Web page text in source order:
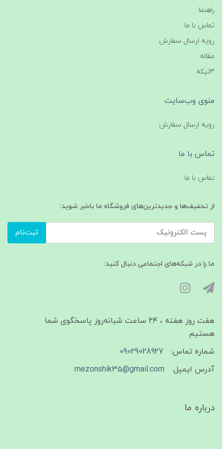
راهنما
تماس با ما
رویه ارسال سفارش
مقاله
3تیکه
منوی وب‌سایت
رویه ارسال سفارش
تماس با ما
تماس با ما
از تخفیف‌ها و جدیدترین‌های فروشگاه ما باخبر شوید:
ثبت‌نام
ما را در شبکه‌های اجتماعی دنبال کنید:
هفت روز هفته ، ۲۴ ساعت شبانه‌روز پاسخگوی شما
هستیم
شماره تماس:
09029028927
آدرس ایمیل:
mezonshik35@gmail.com
درباره ما